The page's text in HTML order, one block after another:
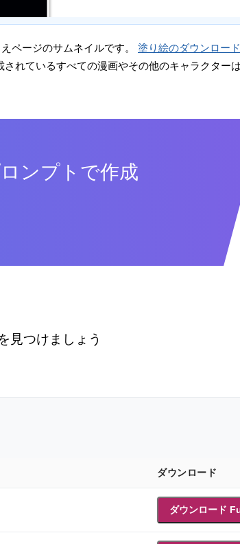
ページのサムネイルです。 塗り絵のダウンロード
れているすべての漫画やその他のキャラクター
ンプトで作成
見つけましょう
ダウンロード
ダウンロード